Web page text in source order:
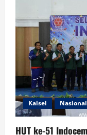
Kalsel Nasional
HUT ke-51